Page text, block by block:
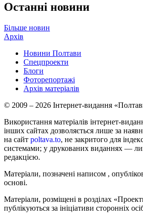
Останні новини
Більше новин
Архів
Новини Полтави
Спецпроекти
Блоги
Фоторепортажі
Архів матеріалів
© 2009 – 2026 Інтернет-видання
Використання матеріалів інтернет-
інших сайтах дозволяється лише за
на сайт poltava.to, не закритого для
системами; у друкованих виданнях —
редакцією.
Матеріали, позначені написом ,
основі.
Матеріали, розміщені в розділах
публікуються за ініціативи сторонніх